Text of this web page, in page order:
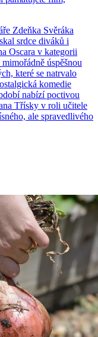
Zdeňka Svěráka
srdce diváků i
Oscara v kategorii
úspěšnou
které se natrvalo
komedie
nabízí poctivou
Třísky v roli učitele
ale spravedlivého